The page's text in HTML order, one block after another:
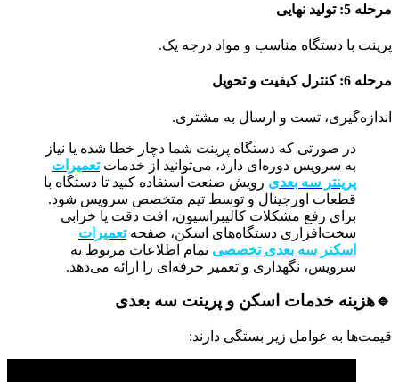
مرحله 5: تولید نهایی
پرینت با دستگاه مناسب و مواد درجه یک.
مرحله 6: کنترل کیفیت و تحویل
اندازه‌گیری، تست و ارسال به مشتری.
در صورتی که دستگاه پرینت شما دچار خطا شده یا نیاز
به سرویس دوره‌ای دارد، می‌توانید از خدماتتعمیرات
پرینتر سه‌ بعدی رویش صنعت استفاده کنید تا دستگاه با
قطعات اورجینال و توسط تیم متخصص سرویس شود.
برای رفع مشکلات کالیبراسیون، افت دقت یا خرابی
سخت‌افزاری دستگاه‌های اسکن، صفحهتعمیرات
اسکنر سه‌ بعدی تخصصی تمام اطلاعات مربوط به
سرویس، نگهداری و تعمیر حرفه‌ای را ارائه می‌دهد.
🔹هزینه خدمات اسکن و پرینت سه‌ بعدی
قیمت‌ها به عوامل زیر بستگی دارند: